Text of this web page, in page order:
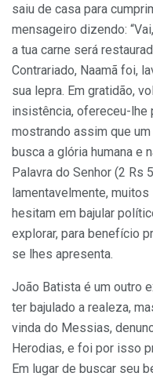
saiu de casa para
mensageiro dizendo:
a tua carne será
Contrariado, Naamã foi,
sua lepra. Em gratidão,
insistência, ofereceu-lhe
mostrando assim que
busca a glória humana e
Palavra do Senhor (2 Rs
lamentavelmente,
hesitam em bajular
explorar, para benefício
se lhes apresenta.
João Batista é um outro
ter bajulado a realeza,
vinda do Messias,
Herodias, e foi por isso
Em lugar de buscar seu